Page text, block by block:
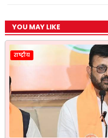
YOU MAY LIKE
राष्ट्रीय